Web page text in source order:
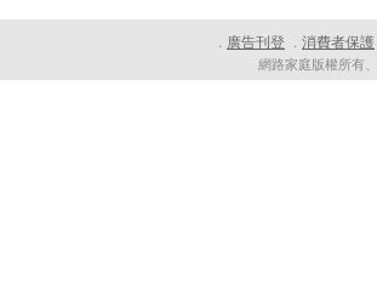
． 廣告刊登 ． 消費者保護
網路家庭版權所有